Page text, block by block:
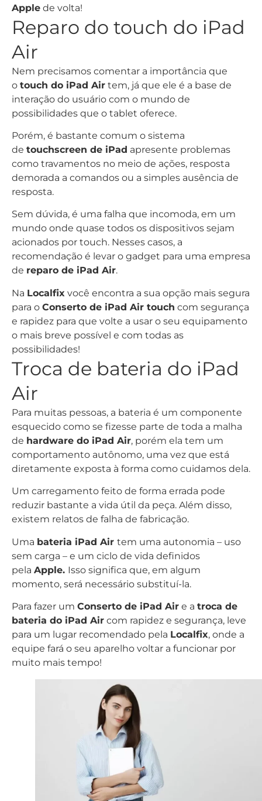
Apple de volta!
Reparo do touch do iPad
Air
Nem precisamos comentar a importância que
o touch do iPad Air tem, já que ele é a base de
interação do usuário com o mundo de
possibilidades que o tablet oferece.
Porém, é bastante comum o sistema
de touchscreen de iPad apresente problemas
como travamentos no meio de ações, resposta
demorada a comandos ou a simples ausência de
resposta.
Sem dúvida, é uma falha que incomoda, em um
mundo onde quase todos os dispositivos sejam
acionados por touch. Nesses casos, a
recomendação é levar o gadget para uma empresa
de reparo de iPad Air.
Na Localfix você encontra a sua opção mais segura
para o Conserto de iPad Air touch com segurança
e rapidez para que volte a usar o seu equipamento
o mais breve possível e com todas as
possibilidades!
Troca de bateria do iPad
Air
Para muitas pessoas, a bateria é um componente
esquecido como se fizesse parte de toda a malha
de hardware do iPad Air, porém ela tem um
comportamento autônomo, uma vez que está
diretamente exposta à forma como cuidamos dela.
Um carregamento feito de forma errada pode
reduzir bastante a vida útil da peça. Além disso,
existem relatos de falha de fabricação.
Uma bateria iPad Air tem uma autonomia – uso
sem carga – e um ciclo de vida definidos
pela Apple. Isso significa que, em algum
momento, será necessário substituí-la.
Para fazer um Conserto de iPad Air e a troca de
bateria do iPad Air com rapidez e segurança, leve
para um lugar recomendado pela Localfix, onde a
equipe fará o seu aparelho voltar a funcionar por
muito mais tempo!